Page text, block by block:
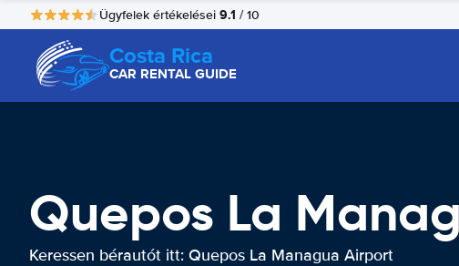
Ügyfelek értékelései 9.1 / 10
Costa Rica
CAR RENTAL GUIDE
Quepos La
Keressen bérautót itt: Quepos La Managua Airport